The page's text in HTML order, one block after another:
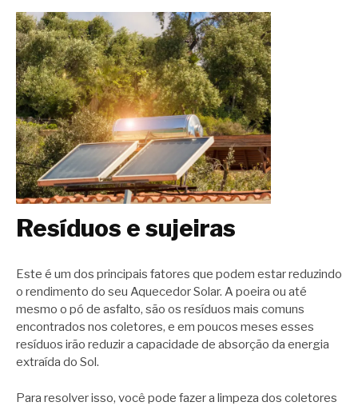
Resíduos e sujeiras
Este é um dos principais fatores que podem estar reduzindo
o rendimento do seu Aquecedor Solar. A poeira ou até
mesmo o pó de asfalto, são os resíduos mais comuns
encontrados nos coletores, e em poucos meses esses
resíduos irão reduzir a capacidade de absorção da energia
extraída do Sol.
Para resolver isso, você pode fazer a limpeza dos coletores